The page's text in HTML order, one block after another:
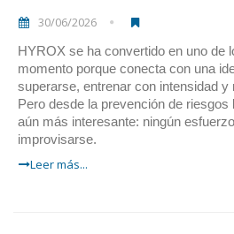
30/06/2026
HYROX se ha convertido en uno de
momento porque conecta con una
superarse, entrenar con intensidad y
Pero desde la prevención de
aún más interesante: ningún
improvisarse.
Leer más...